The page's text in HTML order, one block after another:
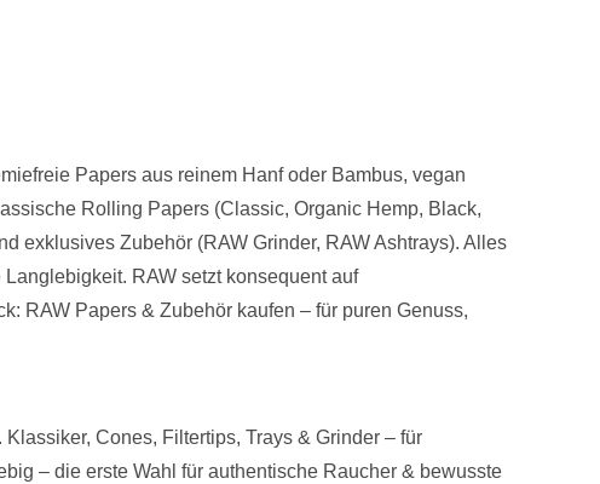
Papers aus reinem Hanf oder Bambus, vegan
Rolling Papers (Classic, Organic Hemp, Black,
exklusives Zubehör (RAW Grinder, RAW Ashtrays). Alles
RAW setzt konsequent auf
RAW Papers & Zubehör kaufen – für puren Genuss,
Cones, Filtertips, Trays & Grinder – für
– die erste Wahl für authentische Raucher & bewusste